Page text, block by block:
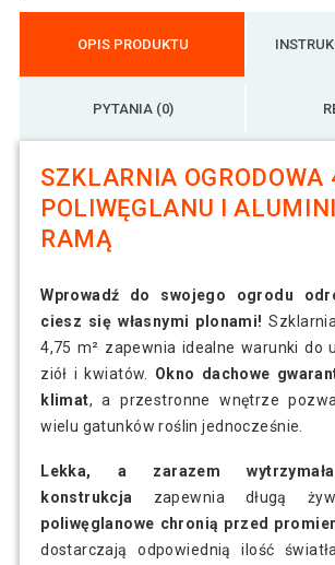
OPIS PRODUKTU
PYTANIA (0)
SZKLARNIA OGRODOWA
POLIWĘGLANU I
RAMĄ
Wprowadź do swojego ogrodu
ciesz się własnymi plonami!
4,75 m² zapewnia idealne warunki do
ziół i kwiatów. Okno dachowe
klimat, a przestronne wnętrze
wielu gatunków roślin jednocześnie.
Lekka, a zarazem
konstrukcja
zapewnia długą
poliwęglanowe chronią przed
dostarczają odpowiednią ilość